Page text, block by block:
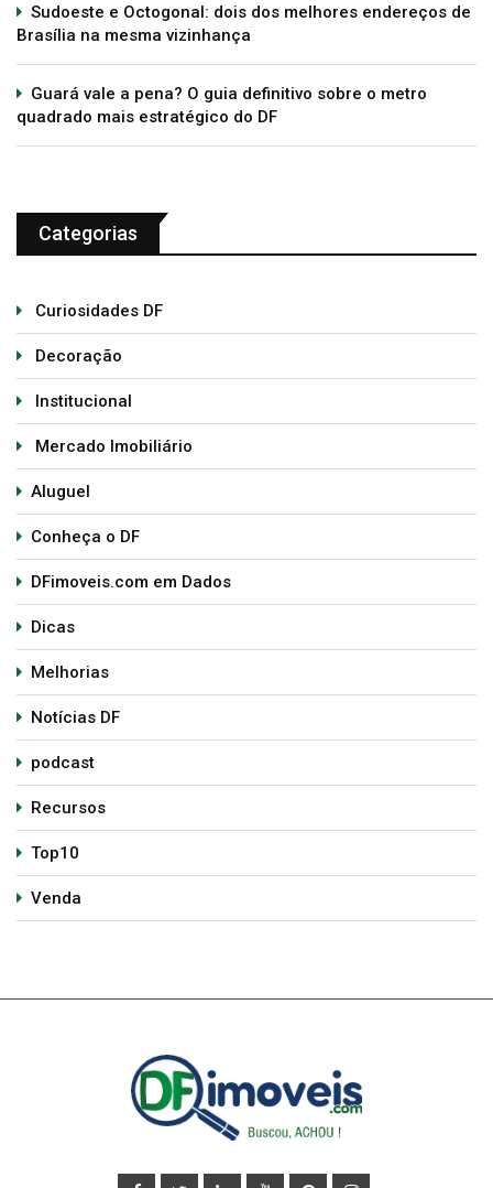
Sudoeste e Octogonal: dois dos melhores endereços de
Brasília na mesma vizinhança
Guará vale a pena? O guia definitivo sobre o metro
quadrado mais estratégico do DF
Categorias
Curiosidades DF
Decoração
Institucional
Mercado Imobiliário
Aluguel
Conheça o DF
DFimoveis.com em Dados
Dicas
Melhorias
Notícias DF
podcast
Recursos
Top10
Venda